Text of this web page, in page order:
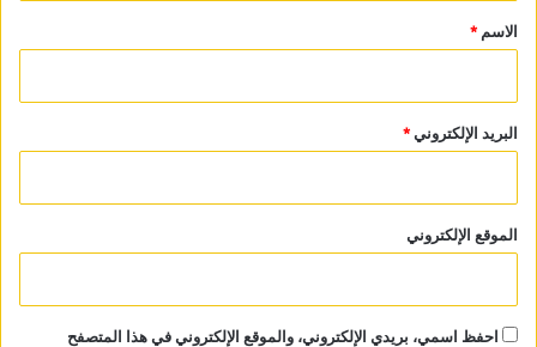
*
الاسم *
البريد الإلكتروني*
الموقع الإلكتروني
احفظ اسمي، بريدي الإلكتروني، والموقع الإلكتروني في هذا المتصفح